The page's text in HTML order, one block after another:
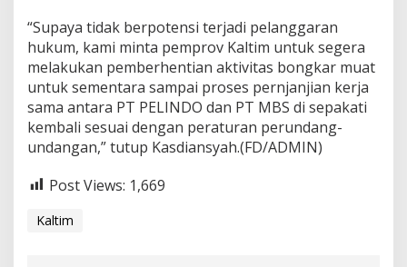
“Supaya tidak berpotensi terjadi pelanggaran
hukum, kami minta pemprov Kaltim untuk segera
melakukan pemberhentian aktivitas bongkar muat
untuk sementara sampai proses pernjanjian kerja
sama antara PT PELINDO dan PT MBS di sepakati
kembali sesuai dengan peraturan perundang-
undangan,” tutup Kasdiansyah.(FD/ADMIN)
Post Views: 1,669
Kaltim